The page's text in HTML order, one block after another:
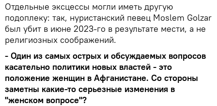
Отдельные эксцессы могли иметь другую
подоплеку: так, нуристанский певец Moslem Golzar
был убит в июне 2023-го в результате мести, а не
религиозных соображений.
- Один из самых острых и обсуждаемых вопросов
касательно политики новых властей - это
положение женщин в Афганистане. Со стороны
заметны какие-то серьезные изменения в
"женском вопросе"?